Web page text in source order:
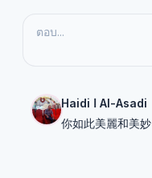
Haidi ا Al-Asadi
你如此美麗和美妙